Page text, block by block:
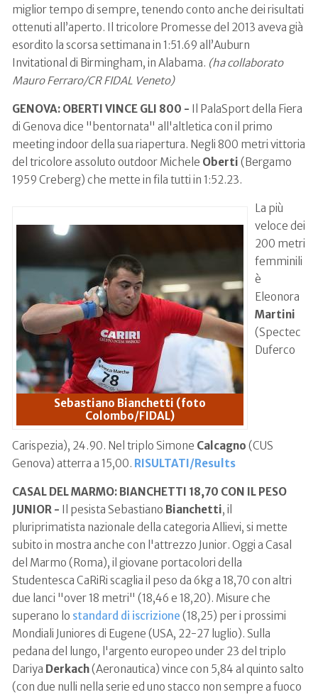
miglior tempo di sempre, tenendo conto anche dei risultati
ottenuti all’aperto. Il tricolore Promesse del 2013 aveva già
esordito la scorsa settimana in 1:51.69 all’Auburn
Invitational di Birmingham, in Alabama. (ha collaborato
Mauro Ferraro/CR FIDAL Veneto)
GENOVA: OBERTI VINCE GLI 800 - Il PalaSport della Fiera
di Genova dice "bentornata" all'altletica con il primo
meeting indoor della sua riapertura. Negli 800 metri vittoria
del tricolore assoluto outdoor Michele Oberti (Bergamo
1959 Creberg) che mette in fila tutti in 1:52.23.
Sebastiano Bianchetti (foto
Colombo/FIDAL)
La più
veloce dei
200 metri
femminili
è
Eleonora
Martini
(Spectec
Duferco
Carispezia), 24.90. Nel triplo Simone Calcagno (CUS
Genova) atterra a 15,00. RISULTATI/Results
CASAL DEL MARMO: BIANCHETTI 18,70 CON IL PESO
JUNIOR - Il pesista Sebastiano Bianchetti, il
pluriprimatista nazionale della categoria Allievi, si mette
subito in mostra anche con l'attrezzo Junior. Oggi a Casal
del Marmo (Roma), il giovane portacolori della
Studentesca CaRiRi scaglia il peso da 6kg a 18,70 con altri
due lanci "over 18 metri" (18,46 e 18,20). Misure che
superano lo standard di iscrizione (18,25) per i prossimi
Mondiali Juniores di Eugene (USA, 22-27 luglio). Sulla
pedana del lungo, l'argento europeo under 23 del triplo
Dariya Derkach(Aeronautica) vince con 5,84 al quinto salto
(con due nulli nella serie ed uno stacco non sempre a fuoco